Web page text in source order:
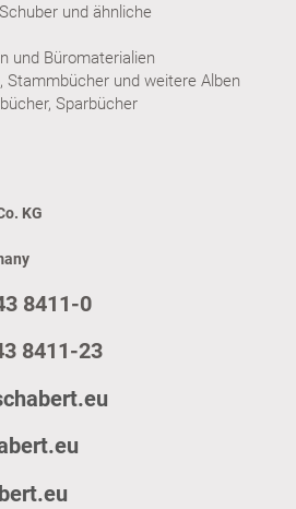
und ähnliche
und Büromaterialien
Stammbücher und weitere Alben
Sparbücher
KG
8411-0
8411-23